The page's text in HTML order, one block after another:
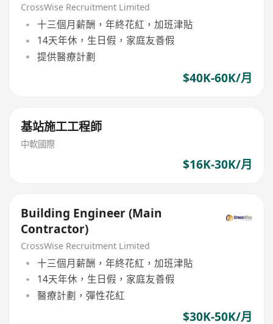
CrossWise Recruitment Limited
十三個月薪酬，年終花紅，加班津貼
14天年休，生日假，家庭友善假
提供醫療計劃
$40K-60K/月
基站施工工程師
中軟國際
$16K-30K/月
Building Engineer (Main
Contractor)
CrossWise Recruitment Limited
十三個月薪酬，年終花紅，加班津貼
14天年休，生日假，家庭友善假
醫療計劃，彈性花紅
$30K-50K/月